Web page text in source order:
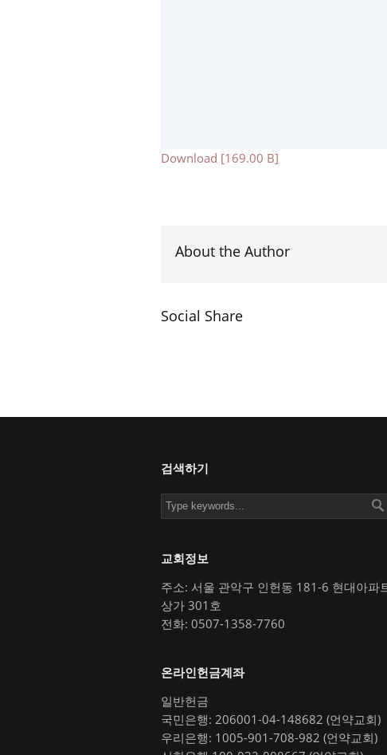
Download [169.00 B]
About the Author
Social Share
검색하기
교회정보
주소: 서울 관악구 인헌동 181-6 현대아파
상가 301호
전화: 0507-1358-7760
온라인헌금계좌
일반헌금
국민은행: 206001-04-148682 (언약교회)
우리은행: 1005-901-708-982 (언약교회)